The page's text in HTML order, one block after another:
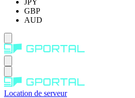
GBP
AUD
Location de serveur